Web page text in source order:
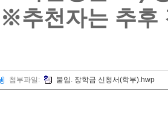
※추천자는 추후
첨부파일: 붙임. 장학금 신청서(학부).hwp